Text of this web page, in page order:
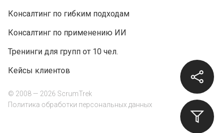
Консалтинг по гибким подходам
Консалтинг по применению ИИ
Тренинги для групп от 10 чел.
Кейсы клиентов
© 2008 — 2026 ScrumTrek
Политика обработки персональных данных